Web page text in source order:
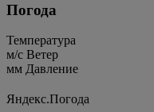
Погода
Температура
м/c Ветер
мм Давление
Яндекс.Погода